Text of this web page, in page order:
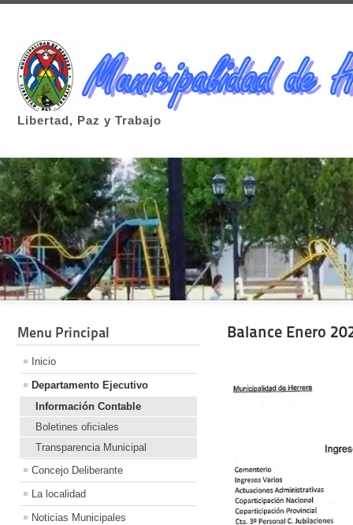
Libertad, Paz y Trabajo
Menu Principal
Inicio
Departamento Ejecutivo
Información Contable
Boletines oficiales
Transparencia Municipal
Concejo Deliberante
La localidad
Noticias Municipales
Balance Enero